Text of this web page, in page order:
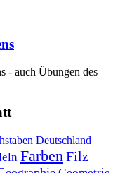
- auch Übungen des
Deutschland
FarbenFilz